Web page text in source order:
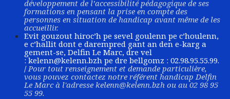
développement de l’accessibilité pédagogique de ses
formations en pensant la prise en compte des
personnes en situation de handicap avant même de les
accueillir.
Evit gouzout hiroc’h pe sevel goulenn pe c’houlenn,
e c’hallit dont e darempred gant an den e-karg a
gement-se, Delfin Le Marc, dre vel
:kelenn@kelenn.bzh pe dre bellgomz : 02.98.95.55.99.
/Pour tout renseignement et demande particulière,
vous pouvez contactez notre référent handicap Delfin
Le Marc à l'adresse kelenn@kelenn.bzh ou au 02 98 95
55 99.